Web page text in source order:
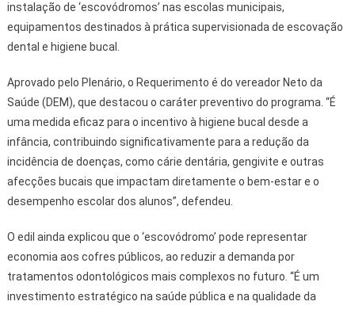
instalação de ‘escovódromos’ nas escolas municipais,
equipamentos destinados à prática supervisionada de escovação
dental e higiene bucal.
Aprovado pelo Plenário, o Requerimento é do vereador Neto da
Saúde (DEM), que destacou o caráter preventivo do programa. “É
uma medida eficaz para o incentivo à higiene bucal desde a
infância, contribuindo significativamente para a redução da
incidência de doenças, como cárie dentária, gengivite e outras
afecções bucais que impactam diretamente o bem-estar e o
desempenho escolar dos alunos”, defendeu.
O edil ainda explicou que o ‘escovódromo’ pode representar
economia aos cofres públicos, ao reduzir a demanda por
tratamentos odontológicos mais complexos no futuro. “É um
investimento estratégico na saúde pública e na qualidade da